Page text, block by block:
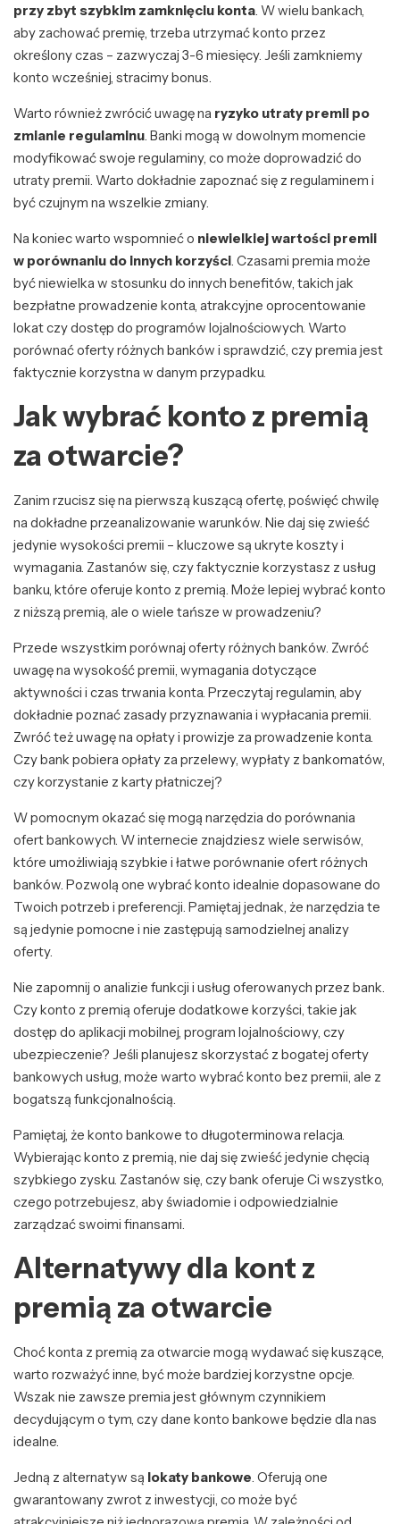
przy zbyt szybkim zamknięciu konta. W wielu bankach,
aby zachować premię, trzeba utrzymać konto przez
określony czas – zazwyczaj 3-6 miesięcy. Jeśli zamkniemy
konto wcześniej, stracimy bonus.
Warto również zwrócić uwagę na ryzyko utraty premii po
zmianie regulaminu. Banki mogą w dowolnym momencie
modyfikować swoje regulaminy, co może doprowadzić do
utraty premii. Warto dokładnie zapoznać się z regulaminem i
być czujnym na wszelkie zmiany.
Na koniec warto wspomnieć o niewielkiej wartości premii
w porównaniu do innych korzyści. Czasami premia może
być niewielka w stosunku do innych benefitów, takich jak
bezpłatne prowadzenie konta, atrakcyjne oprocentowanie
lokat czy dostęp do programów lojalnościowych. Warto
porównać oferty różnych banków i sprawdzić, czy premia jest
faktycznie korzystna w danym przypadku.
Jak wybrać konto z premią
za otwarcie?
Zanim rzucisz się na pierwszą kuszącą ofertę, poświęć chwilę
na dokładne przeanalizowanie warunków. Nie daj się zwieść
jedynie wysokości premii – kluczowe są ukryte koszty i
wymagania. Zastanów się, czy faktycznie korzystasz z usług
banku, które oferuje konto z premią. Może lepiej wybrać konto
z niższą premią, ale o wiele tańsze w prowadzeniu?
Przede wszystkim porównaj oferty różnych banków. Zwróć
uwagę na wysokość premii, wymagania dotyczące
aktywności i czas trwania konta. Przeczytaj regulamin, aby
dokładnie poznać zasady przyznawania i wypłacania premii.
Zwróć też uwagę na opłaty i prowizje za prowadzenie konta.
Czy bank pobiera opłaty za przelewy, wypłaty z bankomatów,
czy korzystanie z karty płatniczej?
W pomocnym okazać się mogą narzędzia do porównania
ofert bankowych. W internecie znajdziesz wiele serwisów,
które umożliwiają szybkie i łatwe porównanie ofert różnych
banków. Pozwolą one wybrać konto idealnie dopasowane do
Twoich potrzeb i preferencji. Pamiętaj jednak, że narzędzia te
są jedynie pomocne i nie zastępują samodzielnej analizy
oferty.
Nie zapomnij o analizie funkcji i usług oferowanych przez bank.
Czy konto z premią oferuje dodatkowe korzyści, takie jak
dostęp do aplikacji mobilnej, program lojalnościowy, czy
ubezpieczenie? Jeśli planujesz skorzystać z bogatej oferty
bankowych usług, może warto wybrać konto bez premii, ale z
bogatszą funkcjonalnością.
Pamiętaj, że konto bankowe to długoterminowa relacja.
Wybierając konto z premią, nie daj się zwieść jedynie chęcią
szybkiego zysku. Zastanów się, czy bank oferuje Ci wszystko,
czego potrzebujesz, aby świadomie i odpowiedzialnie
zarządzać swoimi finansami.
Alternatywy dla kont z
premią za otwarcie
Choć konta z premią za otwarcie mogą wydawać się kuszące,
warto rozważyć inne, być może bardziej korzystne opcje.
Wszak nie zawsze premia jest głównym czynnikiem
decydującym o tym, czy dane konto bankowe będzie dla nas
idealne.
Jedną z alternatyw są lokaty bankowe. Oferują one
gwarantowany zwrot z inwestycji, co może być